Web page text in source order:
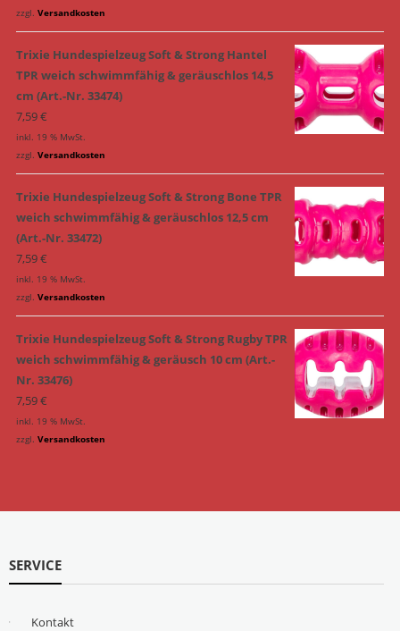
zzgl. Versandkosten
Trixie Hundespielzeug Soft & Strong Hantel
TPR weich schwimmfähig & geräuschlos 14,5
cm (Art.-Nr. 33474)
7,59€
inkl. 19 % MwSt.
zzgl. Versandkosten
Trixie Hundespielzeug Soft & Strong Bone TPR
weich schwimmfähig & geräuschlos 12,5 cm
(Art.-Nr. 33472)
7,59€
inkl. 19 % MwSt.
zzgl. Versandkosten
Trixie Hundespielzeug Soft & Strong Rugby TPR
weich schwimmfähig & geräusch 10 cm (Art.-
Nr. 33476)
7,59€
inkl. 19 % MwSt.
zzgl. Versandkosten
SERVICE
Kontakt